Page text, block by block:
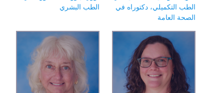
التكميلي، دكتوراه في
العامة
الطب البشري